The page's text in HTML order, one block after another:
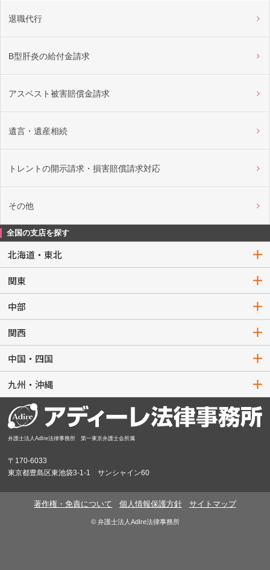
退職代行
B型肝炎の給付金請求
アスベスト被害賠償金請求
遺言・遺産相続
トレントの開示請求・損害賠償請求対応
その他
全国の支店を探す
北海道・東北
関東
中部
関西
中国・四国
九州・沖縄
弁護士法人AdIre法律事務所 第一東京弁護士会所属
〒170-6033
東京都豊島区東池袋3-1-1 サンシャイン60
著作権・免責について 個人情報保護方針 サイトマップ
© 弁護士法人AdIre法律事務所